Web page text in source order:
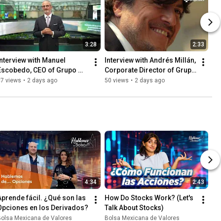
3:28
Interview with Manuel
CEO of Grupo
Verde
views • 2 days ago
2:33
Interview with Andrés Millán,
Corporate Director of Grupo
Peña Verde
50 views • 2 days ago
4:34
fácil. ¿Qué son las
en los Derivados?
Mexicana de Valores
2:43
How Do Stocks Work? (Let's
Talk About Stocks)
Bolsa Mexicana de Valores